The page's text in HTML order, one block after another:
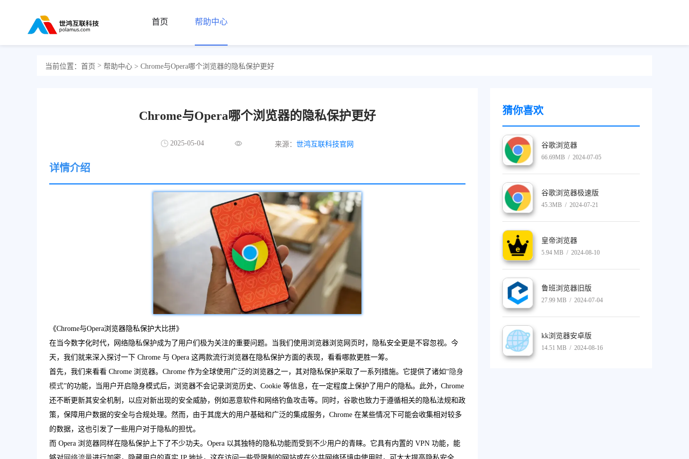
首页 帮助中心
当前位置： 首页 > 帮助中心 > Chrome与Opera哪个浏览器的隐私保护更好
Chrome与Opera哪个浏览器的隐私保护更好
2025-05-04 来源： 世鸿互联科技官网
详情介绍
《Chrome与Opera浏览器隐私保护大比拼》
在当今数字化时代，网络隐私保护成为了用户们极为关注的重要问题。当我们使用浏览器浏览网页时，隐私安全更是不容忽视。今
天，我们就来深入探讨一下 Chrome 与 Opera 这两款流行浏览器在隐私保护方面的表现，看看哪款更胜一筹。
首先，我们来看看 Chrome 浏览器。Chrome 作为全球使用广泛的浏览器之一，其对隐私保护采取了一系列措施。它提供了诸如“隐身
模式”的功能，当用户开启隐身模式后，浏览器不会记录浏览历史、Cookie 等信息，在一定程度上保护了用户的隐私。此外，Chrome
还不断更新其安全机制，以应对新出现的安全威胁，例如恶意软件和网络钓鱼攻击等。同时，谷歌也致力于遵循相关的隐私法规和政
策，保障用户数据的安全与合规处理。然而，由于其庞大的用户基础和广泛的集成服务，Chrome 在某些情况下可能会收集相对较多
的数据，这也引发了一些用户对于隐私的担忧。
而 Opera 浏览器同样在隐私保护上下了不少功夫。Opera 以其独特的隐私功能而受到不少用户的青睐。它具有内置的 VPN 功能，能
猜你喜欢
谷歌浏览器
66.69MB / 2024-07-05
谷歌浏览器极速版
45.3MB / 2024-07-21
皇帝浏览器
5.94 MB / 2024-08-10
鲁班浏览器旧版
27.99 MB / 2024-07-04
kk浏览器安卓版
14.51 MB / 2024-08-16